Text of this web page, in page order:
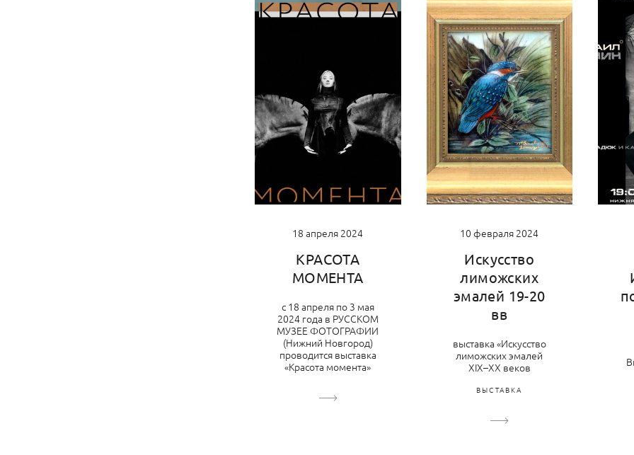
18 апреля 2024
КРАСОТА
МОМЕНТА
с 18 апреля по 3 мая
2024 года в РУССКОМ
МУЗЕЕ ФОТОГРАФИИ
(Нижний Новгород)
проводится выставка
«Красота момента»
10 февраля 2024
Искусство
лиможских
эмалей 19-20
вв
выставка «Искусство
лиможских эмалей
XIX–XX веков
ВЫСТАВКА